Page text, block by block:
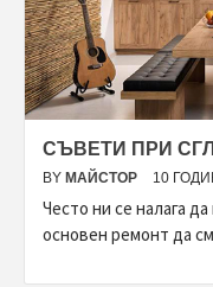
СЪВЕТИ ПРИ
BY МАЙСТОР 10
Често ни се налага
основен ремонт да